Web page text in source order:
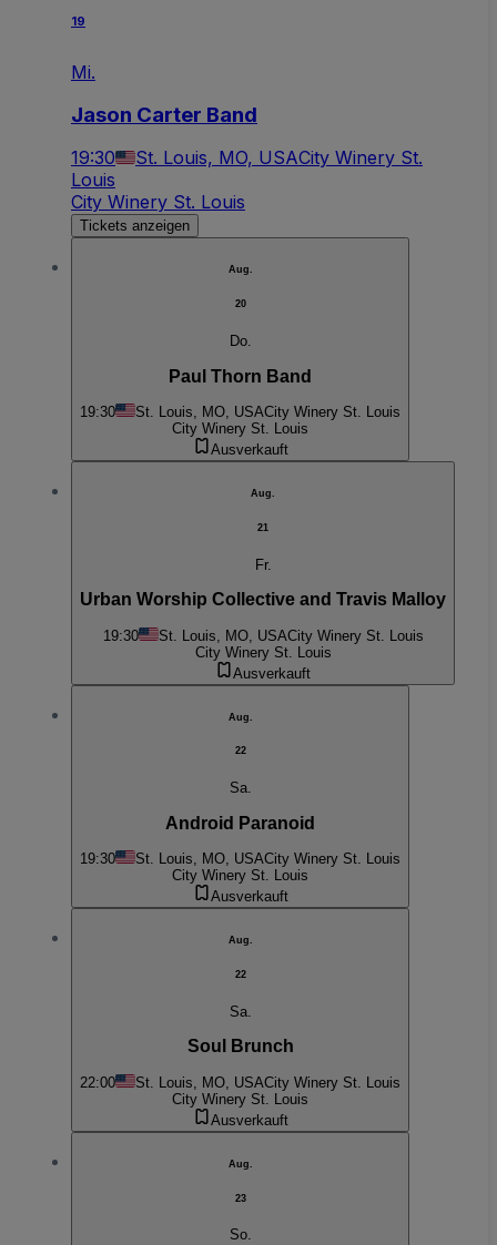
19
Mi.
Jason Carter Band
19:30 St. Louis, MO, USACity Winery St.
Louis
City Winery St. Louis
Tickets anzeigen
Aug.
20
Do.
Paul Thorn Band
19:30 St. Louis, MO, USACity Winery St. Louis
City Winery St. Louis
Ausverkauft
Aug.
21
Fr.
Urban Worship Collective and Travis Malloy
19:30 St. Louis, MO, USACity Winery St. Louis
City Winery St. Louis
Ausverkauft
Aug.
22
Sa.
Android Paranoid
19:30 St. Louis, MO, USACity Winery St. Louis
City Winery St. Louis
Ausverkauft
Aug.
22
Sa.
Soul Brunch
22:00 St. Louis, MO, USACity Winery St. Louis
City Winery St. Louis
Ausverkauft
Aug.
23
So.